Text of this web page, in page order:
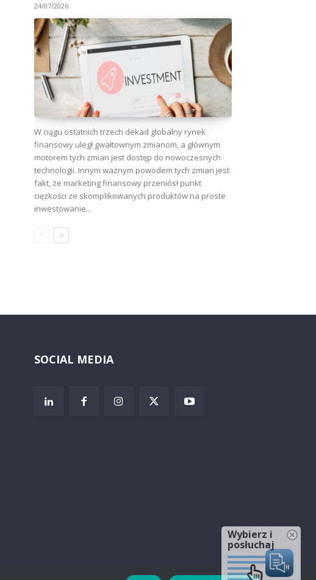
24/07/2026
W ciągu ostatnich trzech dekad globalny rynek
finansowy uległ gwałtownym zmianom, a głównym
motorem tych zmian jest dostęp do nowoczesnych
technologii. Innym ważnym powodem tych zmian jest
fakt, że marketing finansowy przeniósł punkt
ciężkości ze skomplikowanych produktów na proste
inwestowanie...
SOCIAL MEDIA
Wybierz i
posłuchaj